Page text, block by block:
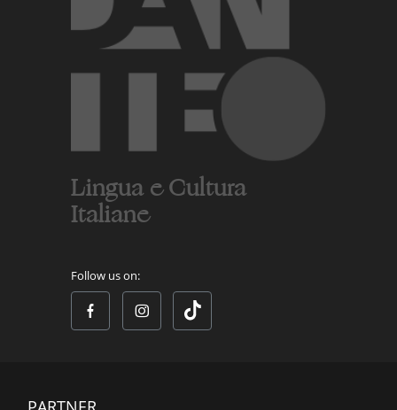
Lingua e Cultura
Italiane
Follow us on: